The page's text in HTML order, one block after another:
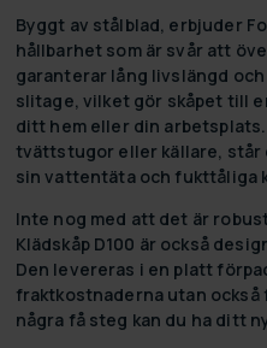
Byggt av stålblad, erbjuder
hållbarhet som är svår att
garanterar lång livslängd
slitage, vilket gör skåpet till
ditt hem eller din
tvättstugor eller källare, står
sin vattentäta och fukttåliga
Inte nog med att det är
Klädskåp D100 är också
Den levereras i en platt
fraktkostnaderna utan
några få steg kan du ha ditt